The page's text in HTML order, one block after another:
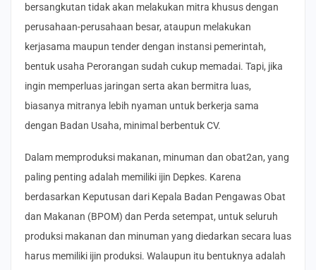
bersangkutan tidak akan melakukan mitra khusus dengan
perusahaan-perusahaan besar, ataupun melakukan
kerjasama maupun tender dengan instansi pemerintah,
bentuk usaha Perorangan sudah cukup memadai. Tapi, jika
ingin memperluas jaringan serta akan bermitra luas,
biasanya mitranya lebih nyaman untuk berkerja sama
dengan Badan Usaha, minimal berbentuk CV.
Dalam memproduksi makanan, minuman dan obat2an, yang
paling penting adalah memiliki ijin Depkes. Karena
berdasarkan Keputusan dari Kepala Badan Pengawas Obat
dan Makanan (BPOM) dan Perda setempat, untuk seluruh
produksi makanan dan minuman yang diedarkan secara luas
harus memiliki ijin produksi. Walaupun itu bentuknya adalah